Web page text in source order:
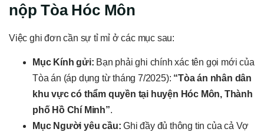
nộp Tòa Hóc Môn
Việc ghi đơn cần sự tỉ mỉ ở các mục sau:
Mục Kính gửi: Bạn phải ghi chính xác tên gọi mới của
Tòa án (áp dụng từ tháng 7/2025): “Tòa án nhân dân
khu vực có thẩm quyền tại huyện Hóc Môn, Thành
phố Hồ Chí Minh”.
Mục Người yêu cầu: Ghi đầy đủ thông tin của cả Vợ